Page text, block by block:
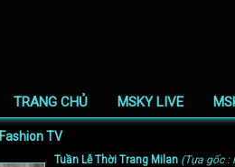
TRANG CHỦ MSKY LIVE
Fashion TV
Tuần Lễ Thời Trang Milan (Tựa gốc :